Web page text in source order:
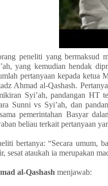
peneliti yang bermaksud
yang kemudian hendak
pertanyaan kepada ketua
Ahmad al-Qashash.
Syi’ah, pandangan HT
Sunni vs Syi’ah, dan
pemerintahan Basyar
beliau terkait pertanyaan
bertanya: “Secara umum,
sesat ataukah ia merupakan
al-Qashash menjawab: